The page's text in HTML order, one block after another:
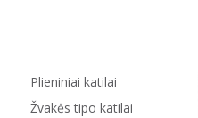
Plieniniai katilai
Žvakės tipo katilai